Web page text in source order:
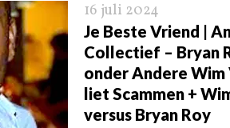
16 juli 2024
Je Beste Vriend |
Collectief – Bryan
onder Andere Wim
liet Scammen +
versus Bryan Roy